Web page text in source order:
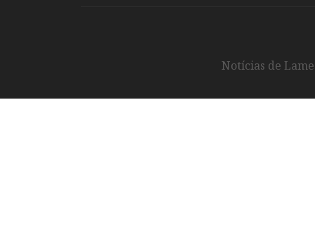
Notícias de